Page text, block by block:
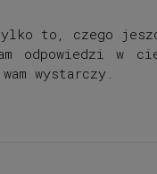
to, czego
odpowiedzi w
wystarczy.